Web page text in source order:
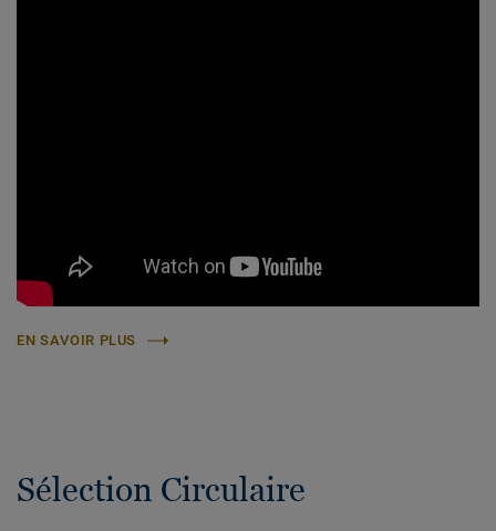
EN SAVOIR PLUS
Sélection Circulaire